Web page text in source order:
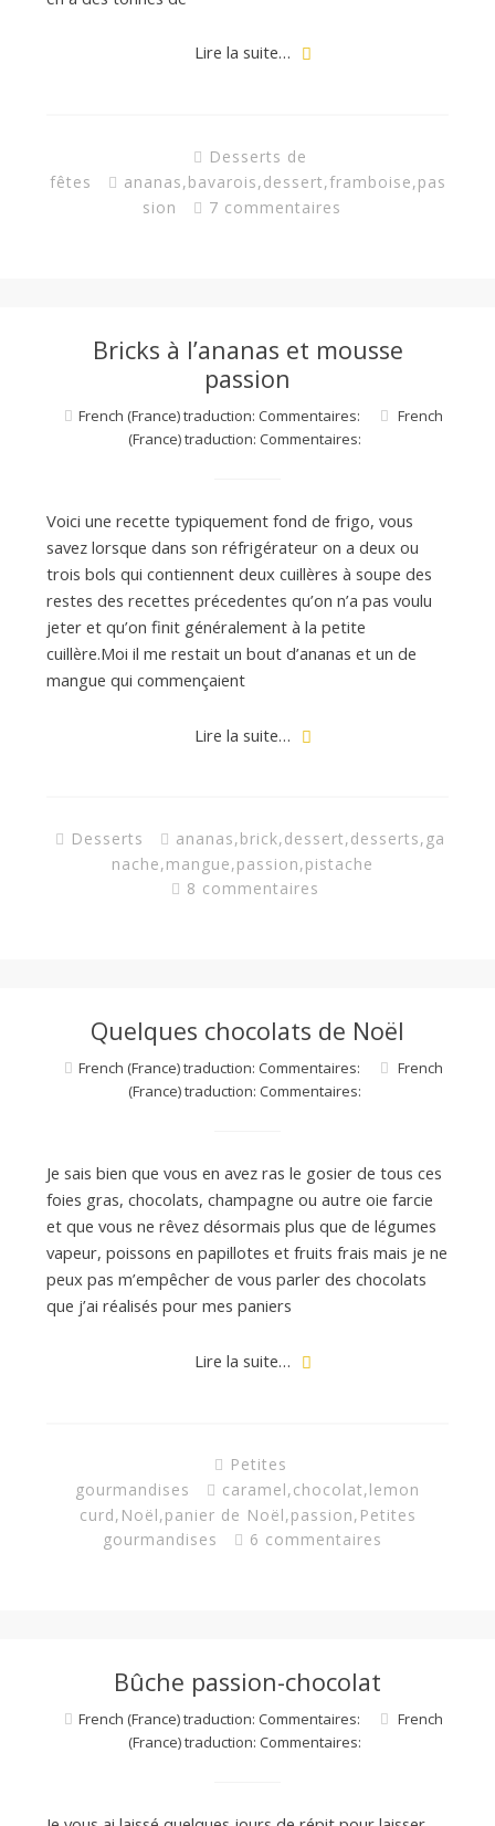
Lire la suite…
Desserts de
fêtes
ananas,bavarois,dessert,framboise,pas
sion
7 commentaires
Bricks à l’ananas et mousse
passion
French (France) traduction: Commentaires:
French
(France) traduction: Commentaires:
Voici une recette typiquement fond de frigo, vous
savez lorsque dans son réfrigérateur on a deux ou
trois bols qui contiennent deux cuillères à soupe des
restes des recettes précedentes qu’on n’a pas voulu
jeter et qu’on finit généralement à la petite
cuillère.Moi il me restait un bout d’ananas et un de
mangue qui commençaient
Lire la suite…
Desserts ananas,brick,dessert,desserts, ga
nache,mangue,passion,pistache
8 commentaires
Quelques chocolats de Noël
French (France) traduction: Commentaires:
French
(France) traduction: Commentaires:
Je sais bien que vous en avez ras le gosier de tous ces
foies gras, chocolats, champagne ou autre oie farcie
et que vous ne rêvez désormais plus que de légumes
vapeur, poissons en papillotes et fruits frais mais je ne
peux pas m’empêcher de vous parler des chocolats
que j’ai réalisés pour mes paniers
Lire la suite…
Petites
gourmandises
caramel,chocolat,lemon
curd, Noël,panier de Noël,passion, Petites
gourmandises
6 commentaires
Bûche passion-chocolat
French (France) traduction: Commentaires:
French
(France) traduction: Commentaires: